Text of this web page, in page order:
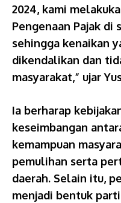
2024, kami
Pengenaan Pajak di
sehingga kenaikan
dikendalikan dan
masyarakat,” ujar
Ia berharap
keseimbangan
kemampuan
pemulihan serta
daerah. Selain itu,
menjadi bentuk